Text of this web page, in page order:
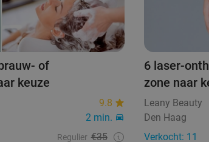
of
keuze
9.8
2 min.
Regulier €35
6 laser-
zone naar
Leany Beauty
Den Haag
Verkocht: 11